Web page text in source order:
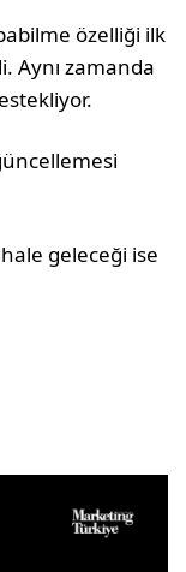
özelliği ilk
Aynı zamanda
geleceği ise